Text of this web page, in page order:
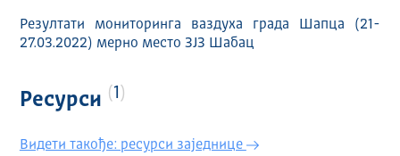
Резултати мониторинга ваздуха града Шапца (21-
27.03.2022) мерно место ЗЈЗ Шабац
Ресурси 1
Видети такође: ресурси заједнице